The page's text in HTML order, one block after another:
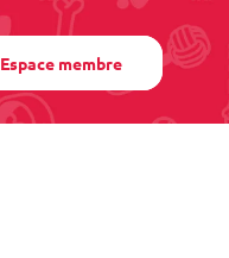
Espace membre